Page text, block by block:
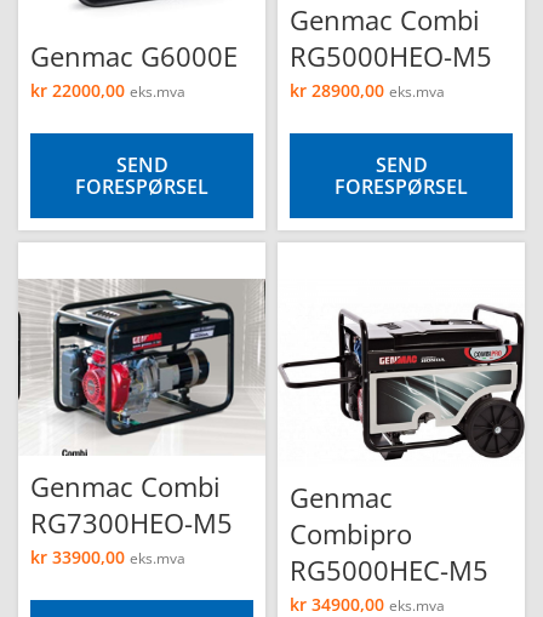
Genmac G6000E
kr 22000,00 eks.mva
SEND
FORESPØRSEL
Genmac Combi
RG5000HEO-M5
kr 28900,00 eks.mva
SEND
FORESPØRSEL
Genmac Combi
RG7300HEO-M5
kr 33900,00 eks.mva
Genmac
Combipro
RG5000HEC-M5
kr 34900,00 eks.mva